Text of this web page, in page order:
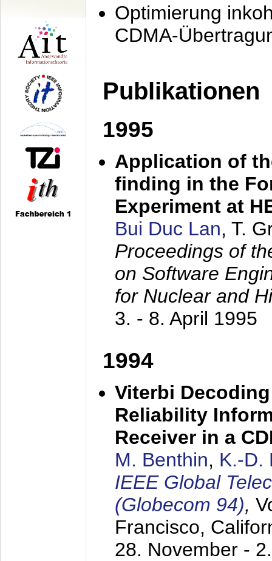
Optimierung
CDMA-
Publikationen
1995
Application of
finding in the
Experiment at
Bui Duc Lan, T.
Proceedings of
on Software
for Nuclear and
3. - 8. April 1995
1994
Viterbi
Reliability
Receiver in a
M. Benthin, K.-D.
IEEE Global
(Globecom 94),
Francisco,
28. November -